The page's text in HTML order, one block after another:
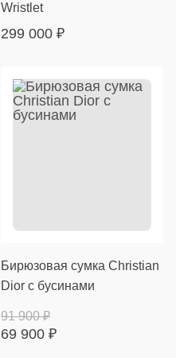
Wristlet
299 000 ₽
Бирюзовая сумка Christian
Dior с бусинами
69 900 ₽
91 900₽